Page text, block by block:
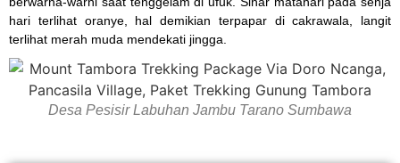
hari terlihat oranye, hal demikian terpapar di cakrawala, langit
terlihat merah muda mendekati jingga.
Desa Pesisir Labuhan Jambu Tarano Sumbawa